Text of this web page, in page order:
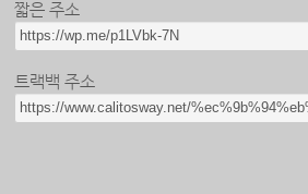
짧은 주소
트랙백 주소